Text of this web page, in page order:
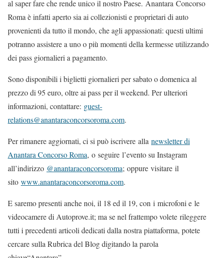
al saper fare che rende unico il nostro Paese. Anantara Concorso
Roma è infatti aperto sia ai collezionisti e proprietari di auto
provenienti da tutto il mondo, che agli appassionati: questi ultimi
potranno assistere a uno o più momenti della kermesse utilizzando
dei pass giornalieri a pagamento.
Sono disponibili i biglietti giornalieri per sabato o domenica al
prezzo di 95 euro, oltre ai pass per il weekend. Per ulteriori
informazioni, contattare: guest-
relations@anantaraconcorsoroma.com.
Per rimanere aggiornati, ci si può iscrivere alla newsletter di
Anantara Concorso Roma, o seguire l’evento su Instagram
all’indirizzo @anantaraconcorsoroma; oppure visitare il
sito www.anantaraconcorsoroma.com.
E saremo presenti anche noi, il 18 ed il 19, con i microfoni e le
videocamere di Autoprove.it; ma se nel frattempo volete rileggere
tutti i precedenti articoli dedicati dalla nostra piattaforma, potete
cercare sulla Rubrica del Blog digitando la parola